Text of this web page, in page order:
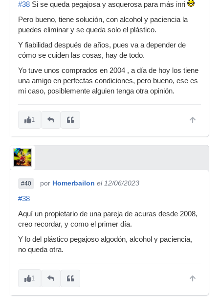
#38 Si se queda pegajosa y asquerosa para más inri
Pero bueno, tiene solución, con alcohol y paciencia la
puedes eliminar y se queda solo el plástico.
Y fiabilidad después de años, pues va a depender de
cómo se cuiden las cosas, hay de todo.
Yo tuve unos comprados en 2004 , a día de hoy los tiene
una amigo en perfectas condiciones, pero bueno, ese es
mi caso, posiblemente alguien tenga otra opinión.
1
#40 por Homerbailon el 12/06/2023
#38
Aquí un propietario de una pareja de acuras desde 2008,
creo recordar, y como el primer día.
Y lo del plástico pegajoso algodón, alcohol y paciencia,
no queda otra.
1